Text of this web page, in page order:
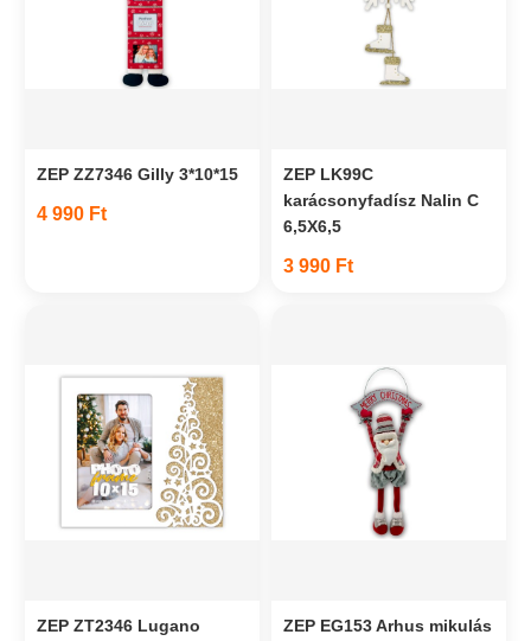
ZEP ZZ7346 Gilly 3*10*15
4 990 Ft
ZEP LK99C
karácsonyfadísz Nalin C
6,5X6,5
3 990 Ft
ZEP ZT2346 Lugano
ZEP EG153 Arhus mikulás